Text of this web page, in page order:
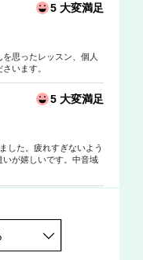
5 大変満足
思ったレッスン、個人
います。
5 大変満足
した。疲れすぎないよう
が嬉しいです。中音域